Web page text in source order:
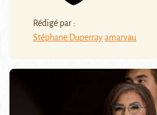
Rédigé par :
Stéphane Duperrayamarvau